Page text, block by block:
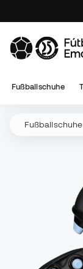
Fußballschuhe
Fußballschuhe